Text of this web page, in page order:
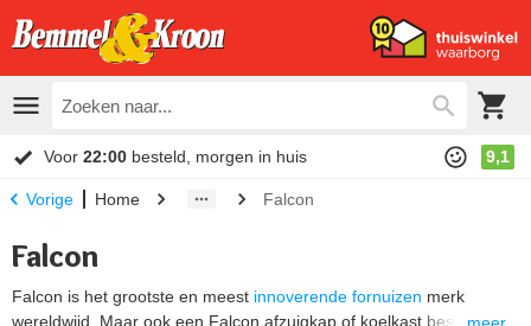
Voor 22:00 besteld, morgen in huis 9,1
Vorige Home Falcon
Falcon
Falcon is het grootste en meest innoverende fornuizen merk
wereldwijd. Maar ook een Falcon afzuigkap of koelkast beschiktmeer...